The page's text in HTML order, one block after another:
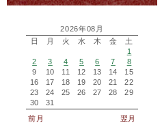
2026年08月
日
月 火 水 木 金
土
1
2
3 4 5 6 7
8
9
10 11 12 13 14
15
16
17 18 19 20 21
22
23
24 25 26 27 28
29
30
31
前月
翌月